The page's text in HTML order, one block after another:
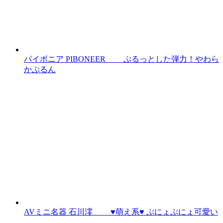
パイボニア PIBONEER ぷるっとした弾力！やわら
かぷるん
AVミニ名器 石川澪 ♥萌え系♥ ぷにょぷにょ可愛い